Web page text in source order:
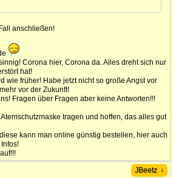
anschließen!
Corona hier, Corona da. Alles dreht sich nur
hat!
wie früher! Habe jetzt nicht so große Angst vor
vor der Zukunft!
Fragen über Fragen aber keine Antworten!!!
tragen und hoffen, das alles gut
kann man online günstig bestellen, hier auch
JBeetz ↓